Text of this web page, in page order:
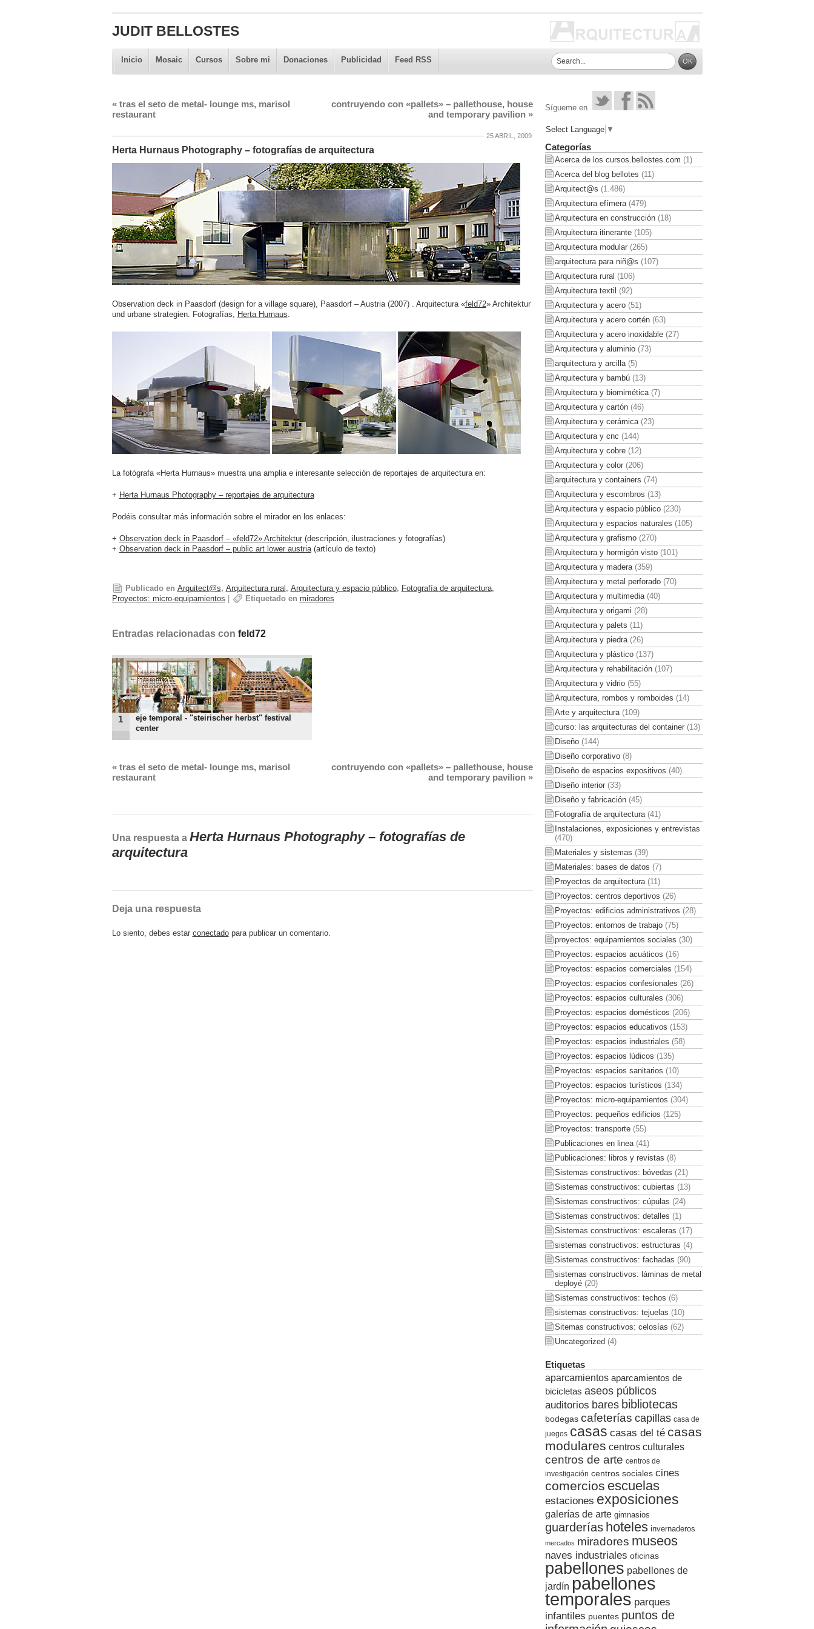
JUDIT BELLOSTES
Inicio Mosaic Cursos Sobre mi Donaciones Publicidad Feed RSS
«tras el seto de metal- lounge ms, marisol
restaurant
contruyendo con «pallets» – pallethouse, house
and temporary pavilion »
25 ABRIL, 2009
Herta Hurnaus Photography – fotografías de arquitectura
Observation deck in Paasdorf (design for a village square), Paasdorf – Austria (2007) . Arquitectura «feld72» Architektur
und urbane strategien. Fotografías, Herta Hurnaus.
La fotógrafa «Herta Hurnaus» muestra una amplia e interesante selección de reportajes de arquitectura en:
+ Herta Hurnaus Photography – reportajes de arquitectura
Podéis consultar más información sobre el mirador en los enlaces:
+ Observation deck in Paasdorf – «feld72» Architektur(descripción, ilustraciones y fotografías)
+ Observation deck in Paasdorf – public art lower austria(artículo de texto)
Publicado en Arquitect@s, Arquitectura rural , Arquitectura y espacio público, Fotografía de arquitectura,
Proyectos: micro-equipamientos
Etiquetado en miradores
Entradas relacionadas con feld72
1
eje temporal - "steirischer herbst" festival
center
«tras el seto de metal- lounge ms, marisol
restaurant
contruyendo con «pallets» – pallethouse, house
and temporary pavilion »
Una respuesta a Herta Hurnaus Photography – fotografías de
arquitectura
Deja una respuesta
Lo siento, debes estar conectadopara publicar un comentario.
Sígueme en
Select Language ▼
Categorías
Acerca de los cursos.bellostes.com (1)
Acerca del blog bellotes (11)
Arquitect@s (1.486)
Arquitectura efímera(479)
Arquitectura en construcción(18)
Arquitectura itinerante(105)
Arquitectura modular(265)
arquitectura para niñ@s (107)
Arquitectura rural (106)
Arquitectura textil (92)
Arquitectura y acero(51)
Arquitectura y acero cortén(63)
Arquitectura y acero inoxidable(27)
Arquitectura y aluminio(73)
arquitectura y arcilla(5)
Arquitectura y bambú(13)
Arquitectura y biomimética(7)
Arquitectura y cartón(46)
Arquitectura y cerámica(23)
Arquitectura y cnc (144)
Arquitectura y cobre(12)
Arquitectura y color(206)
arquitectura y containers (74)
Arquitectura y escombros (13)
Arquitectura y espacio público(230)
Arquitectura y espacios naturales (105)
Arquitectura y grafismo(270)
Arquitectura y hormigón visto(101)
Arquitectura y madera(359)
Arquitectura y metal perforado(70)
Arquitectura y multimedia(40)
Arquitectura y origami (28)
Arquitectura y palets (11)
Arquitectura y piedra(26)
Arquitectura y plástico(137)
Arquitectura y rehabilitación(107)
Arquitectura y vidrio(55)
Arquitectura, rombos y romboides (14)
Arte y arquitectura(109)
curso: las arquitecturas del container(13)
Diseño(144)
Diseño corporativo(8)
Diseño de espacios expositivos (40)
Diseño interior(33)
Diseño y fabricación(45)
Fotografía de arquitectura(41)
Instalaciones, exposiciones y entrevistas
(470)
Materiales y sistemas (39)
Materiales: bases de datos (7)
Proyectos de arquitectura(11)
Proyectos: centros deportivos (26)
Proyectos: edificios administrativos (28)
Proyectos: entornos de trabajo(75)
proyectos: equipamientos sociales (30)
Proyectos: espacios acuáticos (16)
Proyectos: espacios comerciales (154)
Proyectos: espacios confesionales (26)
Proyectos: espacios culturales (306)
Proyectos: espacios domésticos (206)
Proyectos: espacios educativos (153)
Proyectos: espacios industriales (58)
Proyectos: espacios lúdicos (135)
Proyectos: espacios sanitarios (10)
Proyectos: espacios turísticos (134)
Proyectos: micro-equipamientos (304)
Proyectos: pequeños edificios (125)
Proyectos: transporte(55)
Publicaciones en linea(41)
Publicaciones: libros y revistas (8)
Sistemas constructivos: bóvedas (21)
Sistemas constructivos: cubiertas (13)
Sistemas constructivos: cúpulas (24)
Sistemas constructivos: detalles (1)
Sistemas constructivos: escaleras (17)
sistemas constructivos: estructuras (4)
Sistemas constructivos: fachadas (90)
sistemas constructivos: láminas de metal
deployé(20)
Sistemas constructivos: techos (6)
sistemas constructivos: tejuelas (10)
Sitemas constructivos: celosías (62)
Uncategorized (4)
Etiquetas
aparcamientos aparcamientos de
bicicletas aseos públicos
auditorios bares bibliotecas
bodegas cafeterías capillas casa de
juegos casas casas del té casas
modulares centros culturales
centros de arte centros de
investigación centros sociales cines
comercios escuelas
estaciones exposiciones
galerías de arte gimnasios
guarderías hoteles invernaderos
mercados miradores museos
naves industriales oficinas
pabellones pabellones de
jardín pabellones
temporales parques
infantiles puentes puntos de